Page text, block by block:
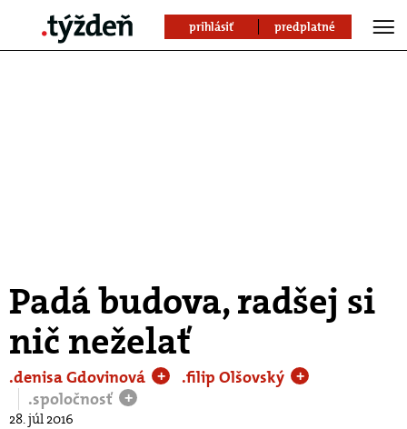
prihlásiť predplatné
Padá budova, radšej si
nič neželať
.denisa Gdovinová + .filip Olšovský +
.spoločnosť +
28. júl 2016